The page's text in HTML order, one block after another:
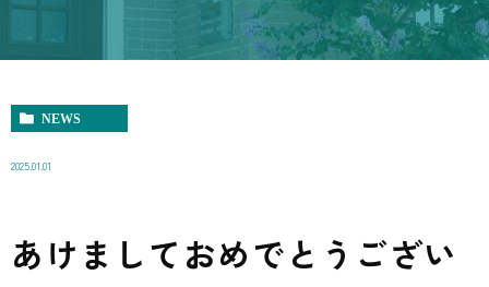
NEWS
2025.01.01
あけましておめでとうござい